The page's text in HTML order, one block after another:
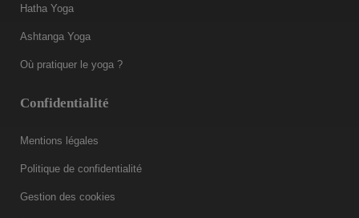
Hatha Yoga
Ashtanga Yoga
Où pratiquer le yoga ?
Confidentialité
Mentions légales
Politique de confidentialité
Gestion des cookies